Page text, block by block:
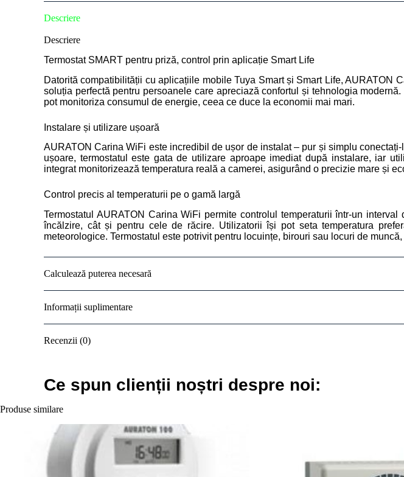
Descriere
Descriere
Termostat SMART pentru priză, control prin aplicație Smart Life
Datorită compatibilității cu aplicațiile mobile Tuya Smart și Smart Life,AURATON
soluția perfectă pentru persoanele care apreciază confortul și tehnologia
pot monitoriza consumul de energie, ceea ce duce la economii mai mari.
Instalare și utilizare ușoară
AURATON Carina WiFi este incredibil de ușor de instalat – pur și simplu
ușoare, termostatul este gata de utilizare aproape imediat după instalare, iar
integrat monitorizează temperatura reală a camerei, asigurând o precizie mare și
Control precis al temperaturii pe o gamă largă
Termostatul AURATON Carina WiFi permite controlul temperaturii într-un
încălzire, cât și pentru cele de răcire. Utilizatorii își pot seta temperatura
meteorologice. Termostatul este potrivit pentru locuințe, birouri sau locuri de
Calculează puterea necesară
Informații suplimentare
Recenzii (0)
Ce spun clienții noștri despre noi:
Produse similare